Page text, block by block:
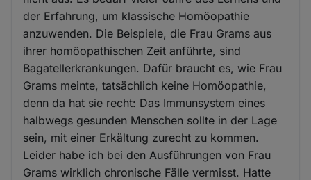
der Erfahrung, um klassische Homöopathie
anzuwenden. Die Beispiele, die Frau Grams aus
ihrer homöopathischen Zeit anführte, sind
Bagatellerkrankungen. Dafür braucht es, wie Frau
Grams meinte, tatsächlich keine Homöopathie,
denn da hat sie recht: Das Immunsystem eines
halbwegs gesunden Menschen sollte in der Lage
sein, mit einer Erkältung zurecht zu kommen.
Leider habe ich bei den Ausführungen von Frau
Grams wirklich chronische Fälle vermisst. Hatte